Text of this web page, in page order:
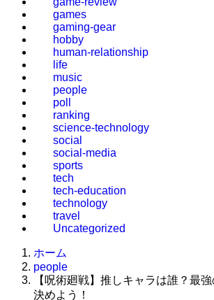
games
gaming-gear
hobby
human-relationship
life
music
people
poll
ranking
science-technology
social
social-media
sports
tech
tech-education
technology
travel
Uncategorized
ホーム
people
【呪術廻戦】推しキャラは誰？最
決めよう！